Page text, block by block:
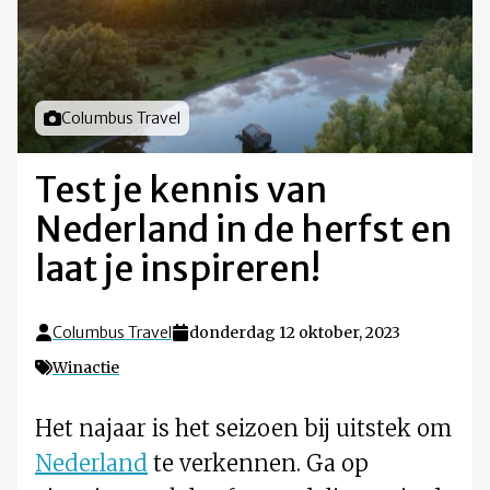
Foto door
Columbus Travel
Test je kennis van
Nederland in de herfst en
laat je inspireren!
Columbus Travel
donderdag 12 oktober, 2023
Winactie
Het najaar is het seizoen bij uitstek om
Nederland te verkennen. Ga op